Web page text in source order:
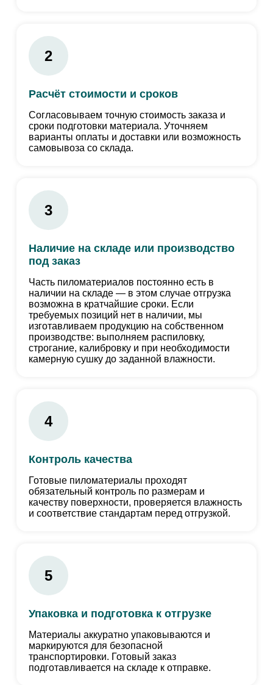
2
Расчёт стоимости и сроков
Согласовываем точную стоимость заказа и
сроки подготовки материала. Уточняем
варианты оплаты и доставки или возможность
самовывоза со склада.
3
Наличие на складе или производство
под заказ
Часть пиломатериалов постоянно есть в
наличии на складе — в этом случае отгрузка
возможна в кратчайшие сроки. Если
требуемых позиций нет в наличии, мы
изготавливаем продукцию на собственном
производстве: выполняем распиловку,
строгание, калибровку и при необходимости
камерную сушку до заданной влажности.
4
Контроль качества
Готовые пиломатериалы проходят
обязательный контроль по размерам и
качеству поверхности, проверяется влажность
и соответствие стандартам перед отгрузкой.
5
Упаковка и подготовка к отгрузке
Материалы аккуратно упаковываются и
маркируются для безопасной
транспортировки. Готовый заказ
подготавливается на складе к отправке.